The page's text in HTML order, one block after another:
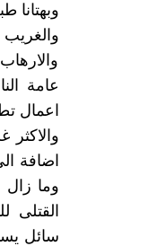
وبهتانا
عامة
اعمال
والاكثر
وما زال
القتلى
سائل